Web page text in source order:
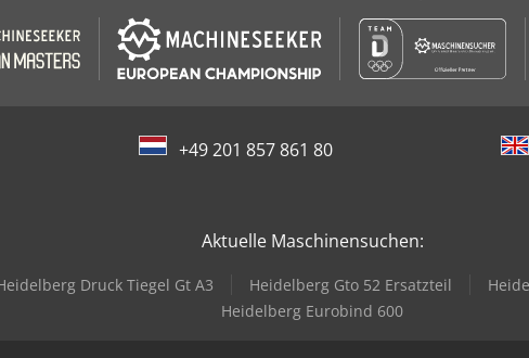
+49 201 857 861 80
Aktuelle Maschinensuchen:
Druck Tiegel Gt A3 Heidelberg Gto 52 Ersatzteil
Heidelberg Eurobind 600